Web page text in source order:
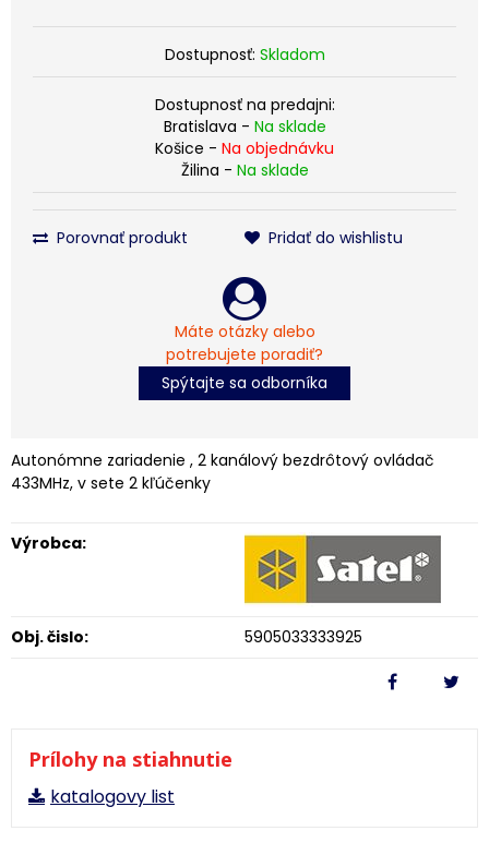
Dostupnosť: Skladom
Dostupnosť na predajni:
Bratislava - Na sklade
Košice - Na objednávku
Žilina - Na sklade
Porovnať produkt Pridať do wishlistu
Máte otázky alebo
potrebujete poradiť?
Spýtajte sa odborníka
Autonómne zariadenie , 2 kanálový bezdrôtový ovládač
433MHz, v sete 2 kľúčenky
Výrobca:
Obj. čislo: 5905033333925
Prílohy na stiahnutie
katalogovy list